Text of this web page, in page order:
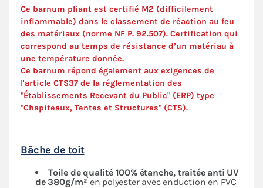
Ce barnum pliant est certifié M2 (difficilement
inflammable) dans le classement de réaction au feu
des matériaux (norme NF P. 92.507). Certification qui
correspond au temps de résistance d’un matériau à
une température donnée.
Ce barnum répond également aux exigences de
l'article CTS37 de la réglementation des
"Établissements Recevant du Public" (ERP) type
"Chapiteaux, Tentes et Structures" (CTS).
Bâche de toit
Toile de qualité 100% étanche, traitée anti UV
de 380g/m²en polyester avec enduction en PVC